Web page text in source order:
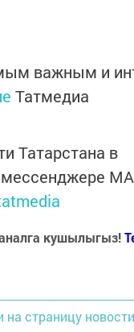
важным и
Татмедиа
Татарстана в
кушылыгыз!
на страницу новости